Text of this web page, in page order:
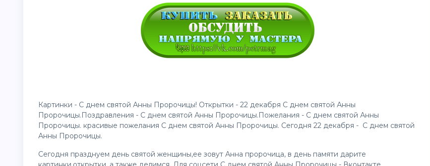
Картинки - С днем святой Анны Пророчицы! Открытки - 22 декабря С днем святой Анны
Пророчицы.Поздравления - С днем святой Анны Пророчицы.Пожелания - С днем святой Анны
Пророчицы. красивые пожелания С днем святой Анны Пророчицы. Сегодня 22 декабря - С днем святой
Анны Пророчицы.
Сегодня празднуем день святой женщины,ее зовут Анна пророчица, в день памяти дарите